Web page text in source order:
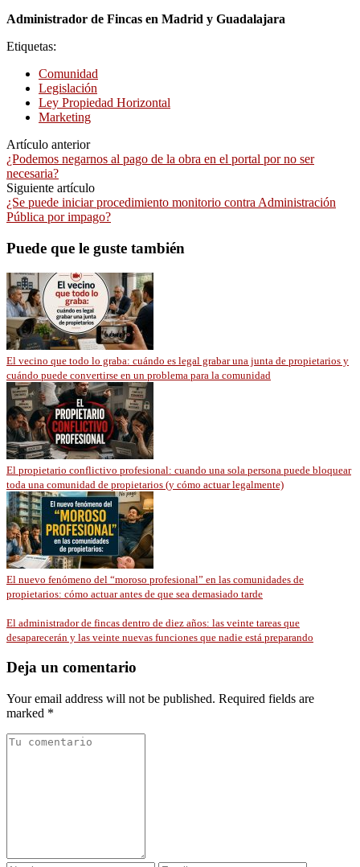
Administrador de Fincas en Madrid y Guadalajara
Etiquetas:
Comunidad
Legislación
Ley Propiedad Horizontal
Marketing
Artículo anterior
¿Podemos negarnos al pago de la obra en el portal por no ser
necesaria?
Siguiente artículo
¿Se puede iniciar procedimiento monitorio contra Administración
Pública por impago?
Puede que le guste también
El vecino que todo lo graba: cuándo es legal grabar una junta de propietarios y
cuándo puede convertirse en un problema para la comunidad
El propietario conflictivo profesional: cuando una sola persona puede bloquear
toda una comunidad de propietarios (y cómo actuar legalmente)
El nuevo fenómeno del “moroso profesional” en las comunidades de
propietarios: cómo actuar antes de que sea demasiado tarde
El administrador de fincas dentro de diez años: las veinte tareas que
desaparecerán y las veinte nuevas funciones que nadie está preparando
Deja un comentario
Your email address will not be published. Required fields are
marked *